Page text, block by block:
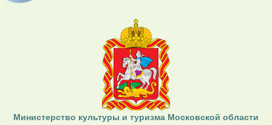
Министерство культуры и туризма Московской области